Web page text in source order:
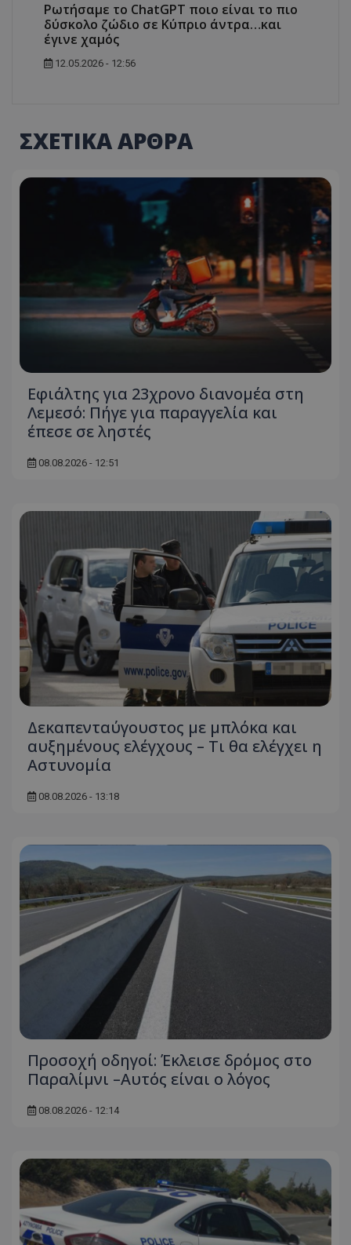
Ρωτήσαμε το ChatGPT ποιο είναι το πιο
δύσκολο ζώδιο σε Κύπριο άντρα…και
έγινε χαμός
12.05.2026 - 12:56
ΣΧΕΤΙΚΑ ΑΡΘΡΑ
Εφιάλτης για 23χρονο διανομέα στη
Λεμεσό: Πήγε για παραγγελία και
έπεσε σε ληστές
08.08.2026 - 12:51
Δεκαπενταύγουστος με μπλόκα και
αυξημένους ελέγχους – Τι θα ελέγχει η
Αστυνομία
08.08.2026 - 13:18
Προσοχή οδηγοί: Έκλεισε δρόμος στο
Παραλίμνι –Αυτός είναι ο λόγος
08.08.2026 - 12:14